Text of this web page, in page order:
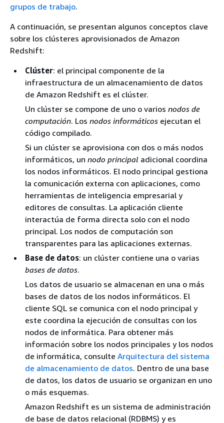
grupos de trabajo.
A continuación, se presentan algunos conceptos clave
sobre los clústeres aprovisionados de Amazon
Redshift:
Clúster: el principal componente de la
infraestructura de un almacenamiento de datos
de Amazon Redshift es el clúster.
Un clúster se compone de uno o varios nodos de
computación. Los nodos informáticos ejecutan el
código compilado.
Si un clúster se aprovisiona con dos o más nodos
informáticos, un nodo principal adicional coordina
los nodos informáticos. El nodo principal gestiona
la comunicación externa con aplicaciones, como
herramientas de inteligencia empresarial y
editores de consultas. La aplicación cliente
interactúa de forma directa solo con el nodo
principal. Los nodos de computación son
transparentes para las aplicaciones externas.
Base de datos: un clúster contiene una o varias
bases de datos.
Los datos de usuario se almacenan en una o más
bases de datos de los nodos informáticos. El
cliente SQL se comunica con el nodo principal y
este coordina la ejecución de consultas con los
nodos de informática. Para obtener más
información sobre los nodos principales y los nodos
de informática, consulte Arquitectura del sistema
de almacenamiento de datos. Dentro de una base
de datos, los datos de usuario se organizan en uno
o más esquemas.
Amazon Redshift es un sistema de administración
de base de datos relacional (RDBMS) y es